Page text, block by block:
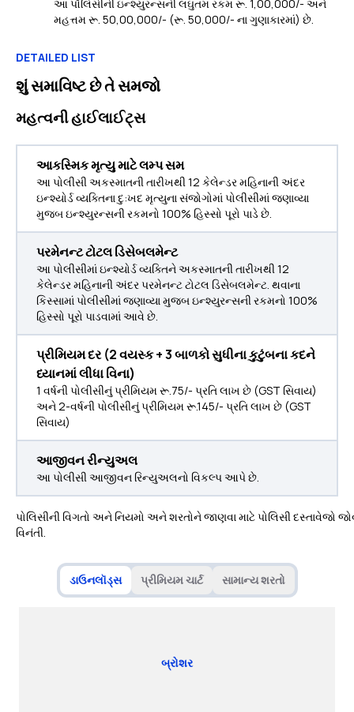
આ પૉલિસીની ઇન્શ્યુરન્સની લઘુતમ રકમ રૂ. 1,00,000/- અને
મહત્તમ રૂ. 50,00,000/- (રૂ. 50,000/- ના ગુણાકારમાં) છે.
DETAILED LIST
શું સમાવિષ્ટ છે તે સમજો
મહત્વની હાઈલાઈટ્સ
આકસ્મિક મૃત્યુ માટે લમ્પ સમ
આ પોલીસી અકસ્માતની તારીખથી 12 કેલેન્ડર મહિનાની અંદર
ઇન્શ્યોર્ડ વ્યક્તિના દુ:ખદ મૃત્યુના સંજોગોમાં પોલીસીમાં જણાવ્યા
મુજબ ઇન્શ્યુરન્સની રકમનો 100% હિસ્સો પૂરો પાડે છે.
પરમેનન્ટ ટોટલ ડિસેબલમેન્ટ
આ પોલીસીમાં ઇન્શ્યોર્ડ વ્યક્તિને અકસ્માતની તારીખથી 12
કેલેન્ડર મહિનાની અંદર પરમેનન્ટ ટોટલ ડિસેબલમેન્ટ. થવાના
કિસ્સામાં પોલીસીમાં જણાવ્યા મુજબ ઇન્શ્યુરન્સની રકમનો 100%
હિસ્સો પૂરો પાડવામાં આવે છે.
પ્રીમિયમ દર (2 વયસ્ક + 3 બાળકો સુધીના કુટુંબના કદને
ધ્યાનમાં લીધા વિના)
1 વર્ષની પોલીસીનું પ્રીમિયમ રૂ.75/- પ્રતિ લાખ છે (GST સિવાય)
અને 2-વર્ષની પોલીસીનું પ્રીમિયમ રૂ.145/- પ્રતિ લાખ છે (GST
સિવાય)
આજીવન રીન્યુઅલ
આ પોલીસી આજીવન રિન્યુઅલનો વિકલ્પ આપે છે.
પોલિસીની વિગતો અને નિયમો અને શરતોને જાણવા માટે પોલિસી દસ્તાવેજો
વિનંતી.
ડાઉનલૉડ્સ પ્રીમિયમ ચાર્ટ સામાન્ય શરતો
બ્રોશર